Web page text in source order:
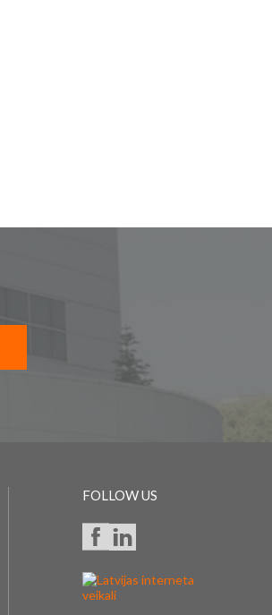
FOLLOW US